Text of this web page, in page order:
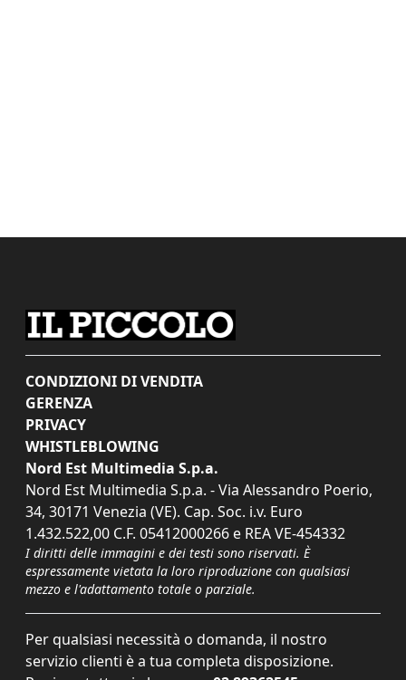
CONDIZIONI DI VENDITA
GERENZA
PRIVACY
WHISTLEBLOWING
Nord Est Multimedia S.p.a.
Nord Est Multimedia S.p.a. - Via Alessandro Poerio,
34, 30171 Venezia (VE). Cap. Soc. i.v. Euro
1.432.522,00 C.F. 05412000266 e REA VE-454332
I diritti delle immagini e dei testi sono riservati. È
espressamente vietata la loro riproduzione con qualsiasi
mezzo e l'adattamento totale o parziale.
Per qualsiasi necessità o domanda, il nostro
servizio clienti è a tua completa disposizione.